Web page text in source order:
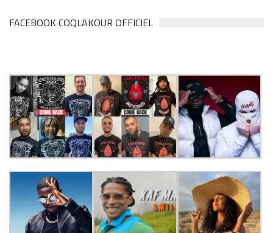
FACEBOOK COQLAKOUR OFFICIEL